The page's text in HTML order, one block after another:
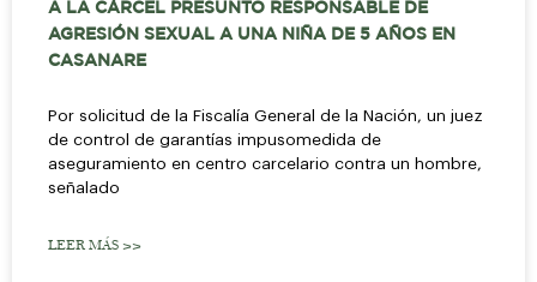
A LA CÁRCEL PRESUNTO RESPONSABLE DE
AGRESIÓN SEXUAL A UNA NIÑA DE 5 AÑOS EN
CASANARE
Por solicitud de la Fiscalía General de la Nación, un juez
de control de garantías impusomedida de
aseguramiento en centro carcelario contra un hombre,
señalado
LEER MÁS >>